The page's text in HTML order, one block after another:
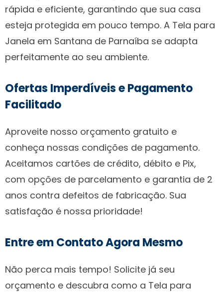
rápida e eficiente, garantindo que sua casa
esteja protegida em pouco tempo. A Tela para
Janela em Santana de Parnaíba se adapta
perfeitamente ao seu ambiente.
Ofertas Imperdíveis e Pagamento
Facilitado
Aproveite nosso orçamento gratuito e
conheça nossas condições de pagamento.
Aceitamos cartões de crédito, débito e Pix,
com opções de parcelamento e garantia de 2
anos contra defeitos de fabricação. Sua
satisfação é nossa prioridade!
Entre em Contato Agora Mesmo
Não perca mais tempo! Solicite já seu
orçamento e descubra como a Tela para